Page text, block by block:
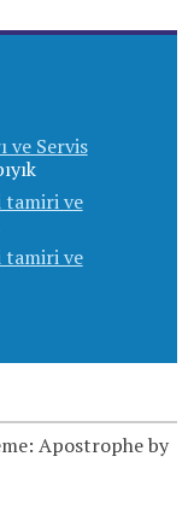
ve Servis
tamiri ve
tamiri ve
Apostrophe by